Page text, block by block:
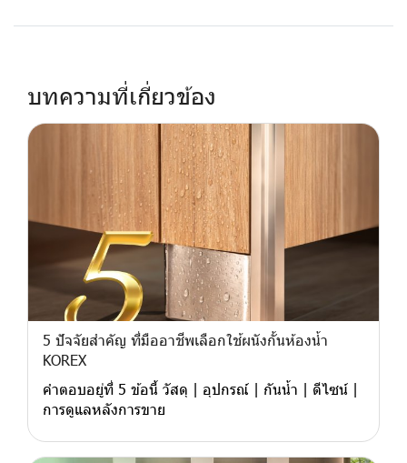
บทความที่เกี่ยวข้อง
5 ปัจจัยสำคัญ ที่มืออาชีพเลือกใช้ผนังกั้นห้องน้ำ
KOREX
คำตอบอยู่ที่ 5 ข้อนี้ วัสดุ | อุปกรณ์ | กันน้ำ | ดีไซน์ |
การดูแลหลังการขาย